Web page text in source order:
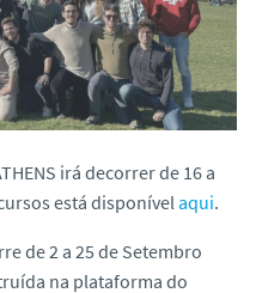
irá decorrer de 16 a
está disponível aqui.
de 2 a 25 de Setembro
na plataforma do